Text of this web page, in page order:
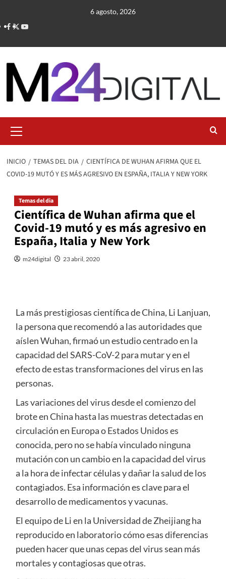
contenido
6 agosto, 2026
primario
INICIO TEMAS DEL DIA
CIENTÍFICA DE WUHAN AFIRMA QUE EL
COVID-19 MUTÓ Y ES MÁS AGRESIVO EN ESPAÑA, ITALIA Y NEW YORK
Temas del dia
Científica de Wuhan afirma que el
Covid-19 mutó y es más agresivo en
España, Italia y New York
m24digital 23 abril, 2020
La más prestigiosas científica de China, Li Lanjuan,
la persona que recomendó a las autoridades que
aíslen Wuhan, firmaó un estudio centrado en la
capacidad del SARS-CoV-2 para mutar y en el
efecto de estas transformaciones del virus en las
personas.
Las variaciones del virus desde el comienzo del
brote en China hasta las muestras detectadas en
circulación en Europa o Estados Unidos es
conocida, pero no se había vinculado ninguna
mutación con un cambio en la capacidad del virus
a la hora de infectar células y dañar la salud de los
contagiados. Esa información es clave para el
desarrollo de medicamentos y vacunas.
El equipo de Li en la Universidad de Zheijiang ha
reproducido en laboratorio cómo esas diferencias
pueden hacer que unas cepas del virus sean más
mortales y contagiosas que otras.